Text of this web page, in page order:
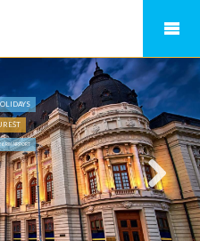
RIN AIRPORT